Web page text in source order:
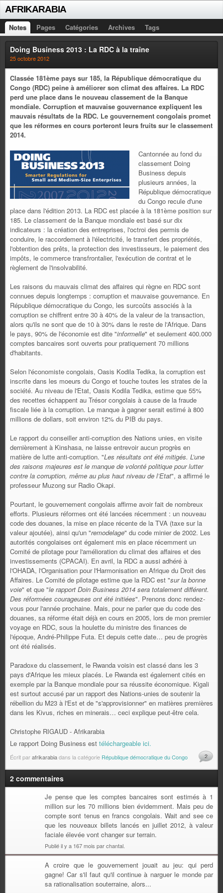
AFRIKARABIA
Notes Pages Catégories Archives Tags
Doing Business 2013 : La RDC à la traîne
25 octobre 2012
Classée 181ème pays sur 185, la République démocratique du
Congo (RDC) peine à améliorer son climat des affaires. La RDC
perd une place dans le nouveau classement de la Banque
mondiale. Corruption et mauvaise gouvernance expliquent les
mauvais résultats de la RDC. Le gouvernement congolais promet
que les réformes en cours porteront leurs fruits sur le classement
2014.
Cantonnée au fond du
classement Doing
Business depuis
plusieurs années, la
République démocratique
du Congo recule d'une
place dans l'édition 2013. La RDC est placée à la 181ème position sur
185. Le classement de la Banque mondiale est basé sur dix
indicateurs : la création des entreprises, l'octroi des permis de
conduire, le raccordement à l'électricité, le transfert des propriétés,
l'obtention des prêts, la protection des investisseurs, le paiement des
impôts, le commerce transfrontalier, l'exécution de contrat et le
règlement de l'insolvabilité.
Les raisons du mauvais climat des affaires qui règne en RDC sont
connues depuis longtemps : corruption et mauvaise gouvernance. En
République démocratique du Congo, les surcoûts associés à la
corruption se chiffrent entre 30 à 40% de la valeur de la transaction,
alors qu'ils ne sont que de 10 à 30% dans le reste de l'Afrique. Dans
le pays, 90% de l'économie est dite "informelle" et seulement 400.000
comptes bancaires sont ouverts pour pratiquement 70 millions
d'habitants.
Selon l'économiste congolais, Oasis Kodila Tedika, la corruption est
inscrite dans les moeurs du Congo et touche toutes les strates de la
société. Au niveau de l'Etat, Oasis Kodila Tedika, estime que 55%
des recettes échappent au Trésor congolais à cause de la fraude
fiscale liée à la corruption. Le manque à gagner serait estimé à 800
millions de dollars, soit environ 12% du PIB du pays.
Le rapport du conseiller anti-corruption des Nations unies, en visite
dernièrement à Kinshasa, ne laisse entrevoir aucun progrès en
matière de lutte anti-corruption. "Les résultats ont été mitigés. L’une
des raisons majeures est le manque de volonté politique pour lutter
contre la corruption, même au plus haut niveau de l’Etat", a affirmé le
professeur Muzong sur Radio Okapi.
Pourtant, le gouvernement congolais affirme avoir fait de nombreux
efforts. Plusieurs réformes ont été lancées récemment : un nouveau
code des douanes, la mise en place récente de la TVA (taxe sur la
valeur ajoutée), ainsi qu'un "remodelage" du code minier de 2002. Les
autorités congolaises ont également mis en place récemment un
Comité de pilotage pour l'amélioration du climat des affaires et des
investissements (CPACAI). En avril, la RDC a aussi adhéré à
l'OHADA, l'Organisation pour l'Harmonisation en Afrique du Droit des
Affaires. Le Comité de pilotage estime que la RDC est "sur la bonne
voie" et que "le rapport Doin Business 2014 sera totalement différent.
Des réformées courageuses ont été initiées". Prenons donc rendez-
vous pour l'année prochaine. Mais, pour ne parler que du code des
douanes, sa réforme était déjà en cours en 2005, lors de mon premier
voyage en RDC, sous la houlette du ministre des finances de
l'époque, André-Philippe Futa. Et depuis cette date… peu de progrès
ont été réalisés.
Paradoxe du classement, le Rwanda voisin est classé dans les 3
pays d'Afrique les mieux placés. Le Rwanda est également cités en
exemple par la Banque mondiale pour sa réussite économique. Kigali
est surtout accusé par un rapport des Nations-unies de soutenir la
rébellion du M23 à l'Est et de "s'approvisionner" en matières premières
dans les Kivus, riches en minerais… ceci explique peut-être cela.
Christophe RIGAUD - Afrikarabia
Le rapport Doing Business est téléchargeable ici.
Écrit parafrikarabiadans la catégorie République démocratique du Congo 2
2 commentaires
Je pense que les comptes bancaires sont estimés à 1
million sur les 70 millions bien évidemment. Mais peu de
compte sont tenus en francs congolais. Wait and see ce
que les nouveaux billets lancés en juillet 2012, à valeur
faciale élevée vont changer sur terrain.
Publié il y a 167 mois par chantal.
A croire que le gouvernement jouait au jeu: qui perd
gagne! Car s'il faut qu'il continue à narguer le monde par
sa rationalisation souterraine, alors...